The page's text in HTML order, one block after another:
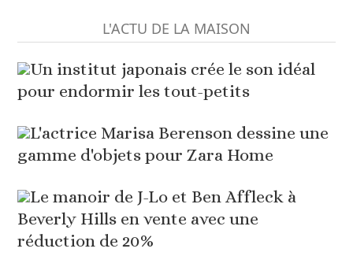
L'ACTU DE LA MAISON
Un institut japonais crée le son idéal
pour endormir les tout-petits
L'actrice Marisa Berenson dessine une
gamme d'objets pour Zara Home
Le manoir de J-Lo et Ben Affleck à
Beverly Hills en vente avec une
réduction de 20%